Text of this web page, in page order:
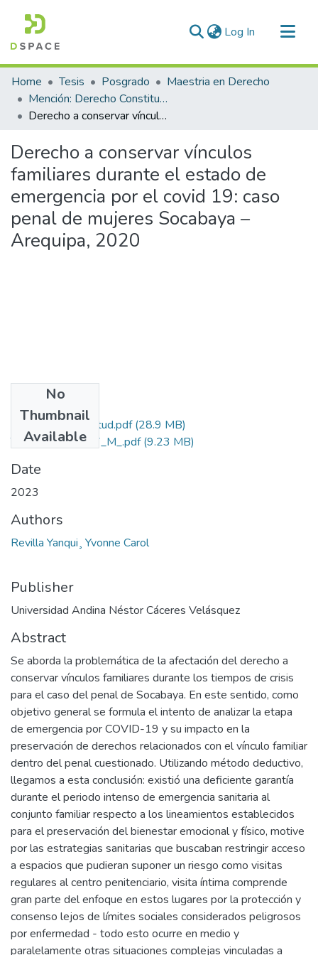
Log In (current)
Communities & Collections
All of DSpace
Statistics
Home Tesis Posgrado
Maestria en Derecho
Mención: Derecho Constitucional y Procesal Constitucional
Derecho a conservar vínculos familiares durante el estado de emergencia por el covid 19: caso penal de mujeres Socabaya – Arequipa, 2020
Derecho a conservar vínculos
familiares durante el estado de
emergencia por el covid 19: caso
penal de mujeres Socabaya –
Arequipa, 2020
No
Thumbnail
Available
Grado de Similitud.pdf(28.9 MB)
T036_29666007_M_.pdf(9.23 MB)
Date
2023
Authors
Revilla Yanqui¸ Yvonne Carol
Publisher
Universidad Andina Néstor Cáceres Velásquez
Abstract
Se aborda la problemática de la afectación del derecho a
conservar vínculos familiares durante los tiempos de crisis
para el caso del penal de Socabaya. En este sentido, como
objetivo general se formula el intento de analizar la etapa
de emergencia por COVID-19 y su impacto en la
preservación de derechos relacionados con el vínculo familiar
dentro del penal cuestionado. Utilizando método deductivo,
llegamos a esta conclusión: existió una deficiente garantía
durante el periodo intenso de emergencia sanitaria al
conjunto familiar respecto a los lineamientos establecidos
para el preservación del bienestar emocional y físico, motive
por las estrategias sanitarias que buscaban restringir acceso
a espacios que pudieran suponer un riesgo como visitas
regulares al centro penitenciario, visita íntima comprende
gran parte del enfoque en estos lugares por la protección y
consenso lejos de límites sociales considerados peligrosos
por enfermedad - todo esto ocurre en medio y
paralelamente otras situaciones complejas vinculadas a